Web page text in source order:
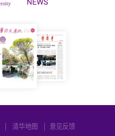
清华地图 意见反馈